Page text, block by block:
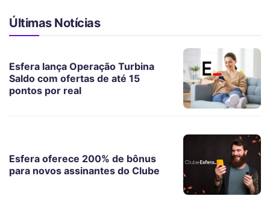
Últimas Notícias
Esfera lança Operação Turbina
Saldo com ofertas de até 15
pontos por real
Esfera oferece 200% de bônus
para novos assinantes do Clube